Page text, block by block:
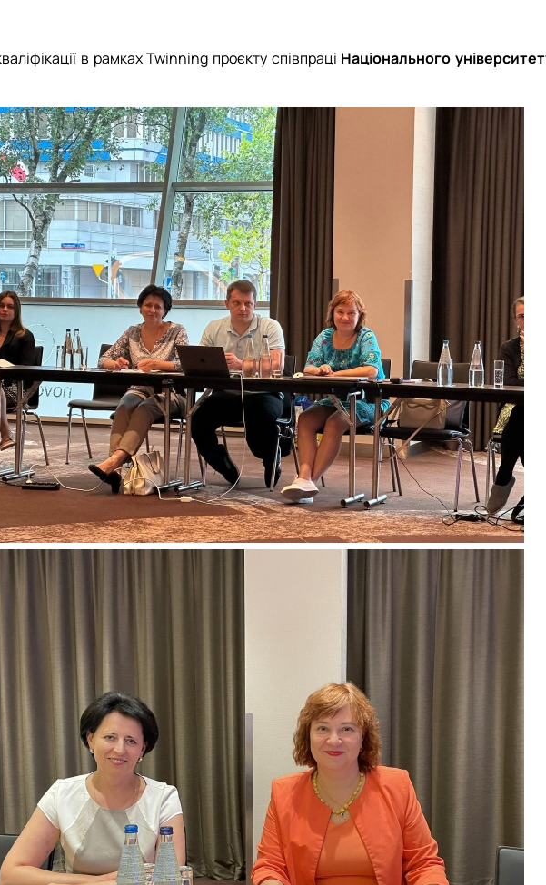
в рамках Twinning проєкту співпраці Національного